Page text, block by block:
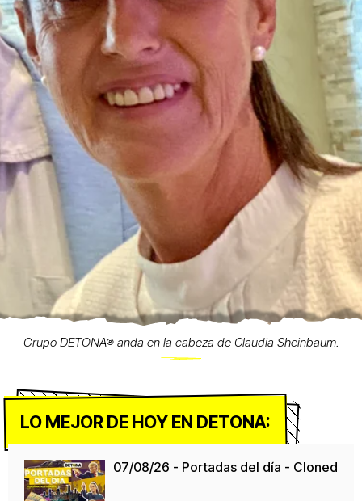
Grupo DETONA® anda en la cabeza de Claudia Sheinbaum.
LO MEJOR DE HOY EN DETONA:
07/08/26 - Portadas del día - Cloned